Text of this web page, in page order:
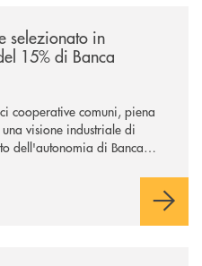
selezionato in
15% di Banca
cooperative comuni, piena
visione industriale di
dell'autonomia di Banca
dell’operazione.